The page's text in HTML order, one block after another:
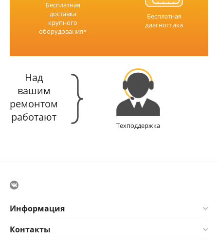
Бесплатная
доставка
крупного
оборудования*
Бесплатная
диагностика
Над
вашим
ремонтом
работают
Техподдержка
Информация
Контакты